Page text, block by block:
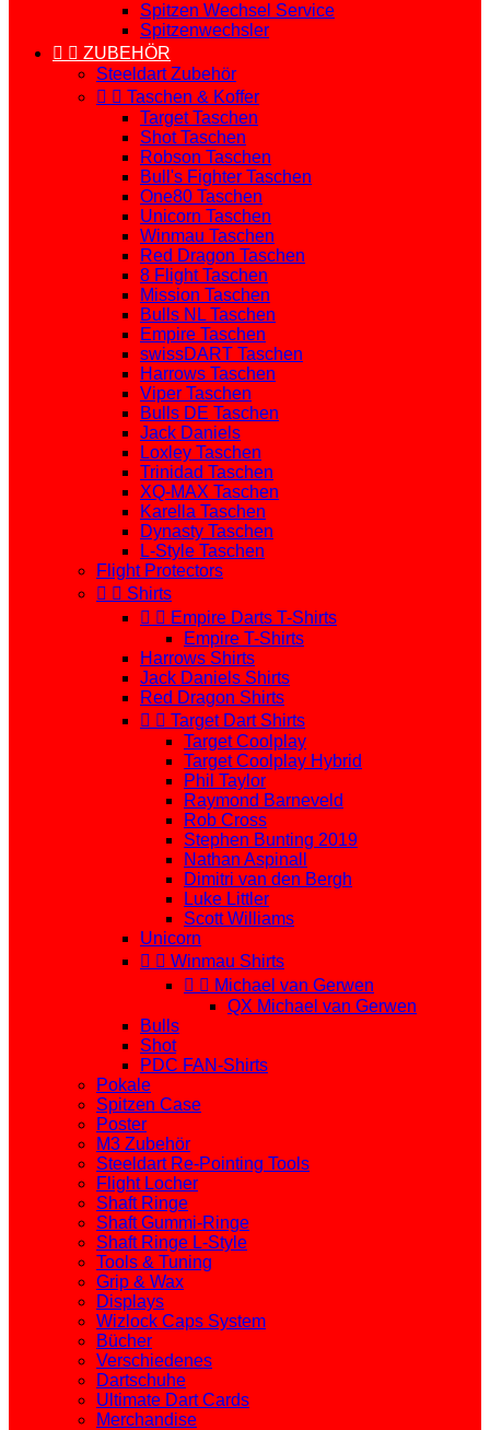
Spitzen Wechsel Service
Spitzenwechsler
  ZUBEHÖR
Steeldart Zubehör
  Taschen & Koffer
Target Taschen
Shot Taschen
Robson Taschen
Bull's Fighter Taschen
One80 Taschen
Unicorn Taschen
Winmau Taschen
Red Dragon Taschen
8 Flight Taschen
Mission Taschen
Bulls NL Taschen
Empire Taschen
swissDART Taschen
Harrows Taschen
Viper Taschen
Bulls DE Taschen
Jack Daniels
Loxley Taschen
Trinidad Taschen
XQ-MAX Taschen
Karella Taschen
Dynasty Taschen
L-Style Taschen
Flight Protectors
  Shirts
  Empire Darts T-Shirts
Empire T-Shirts
Harrows Shirts
Jack Daniels Shirts
Red Dragon Shirts
  Target Dart Shirts
Target Coolplay
Target Coolplay Hybrid
Phil Taylor
Raymond Barneveld
Rob Cross
Stephen Bunting 2019
Nathan Aspinall
Dimitri van den Bergh
Luke Littler
Scott Williams
Unicorn
  Winmau Shirts
  Michael van Gerwen
QX Michael van Gerwen
Bulls
Shot
PDC FAN-Shirts
Pokale
Spitzen Case
Poster
M3 Zubehör
Steeldart Re-Pointing Tools
Flight Locher
Shaft Ringe
Shaft Gummi-Ringe
Shaft Ringe L-Style
Tools & Tuning
Grip & Wax
Displays
Wizlock Caps System
Bücher
Verschiedenes
Dartschuhe
Ultimate Dart Cards
Merchandise